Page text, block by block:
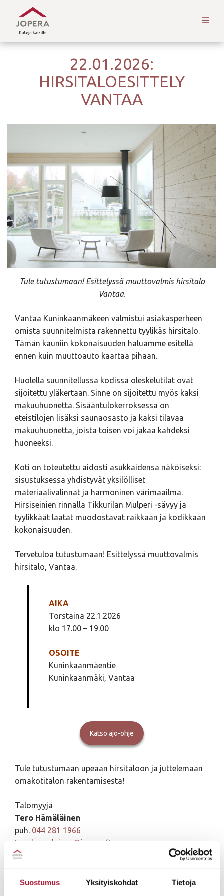
Suostumus Yksityiskohdat Tietoja
22.01.2026:
HIRSITALOESITTELY
VANTAA
Tule tutustumaan! Esittelyssä muuttovalmis hirsitalo
Vantaa.
Vantaa Kuninkaanmäkeen valmistui asiakasperheen
omista suunnitelmista rakennettu tyylikäs hirsitalo.
Tämän kauniin kokonaisuuden haluamme esitellä
ennen kuin muuttoauto kaartaa pihaan.
Huolella suunnitellussa kodissa oleskelutilat ovat
sijoitettu yläkertaan. Sinne on sijoitettu myös kaksi
makuuhuonetta. Sisääntulokerroksessa on
eteistilojen lisäksi saunaosasto ja kaksi tilavaa
makuuhuonetta, joista toisen voi jakaa kahdeksi
huoneeksi.
Koti on toteutettu aidosti asukkaidensa näköiseksi:
sisustuksessa yhdistyvät yksilölliset
materiaalivalinnat ja harmoninen värimaailma.
Hirsiseinien rinnalla Tikkurilan Mulperi -sävyy ja
tyylikkäät laatat muodostavat raikkaan ja kodikkaan
kokonaisuuden.
Tervetuloa tutustumaan! Esittelyssä muuttovalmis
hirsitalo, Vantaa.
AIKA
Torstaina 22.1.2026
klo 17.00 – 19.00
OSOITE
Kuninkaanmäentie
Kuninkaanmäki, Vantaa
Katso ajo-ohje
Tule tutustumaan upeaan hirsitaloon ja juttelemaan
omakotitalon rakentamisesta!
Talomyyjä
Tero Hämäläinen
puh. 044 281 1966
tero.hamalainen@jopera.fi